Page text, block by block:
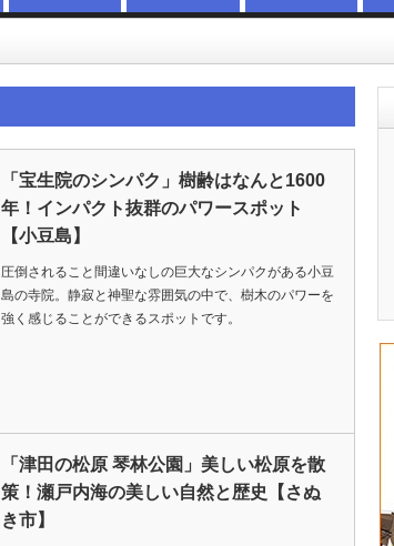
「宝生院のシンパク」樹齢はなんと1600
年！インパクト抜群のパワースポット
【小豆島】
圧倒されること間違いなしの巨大なシンパクがある小豆
島の寺院。静寂と神聖な雰囲気の中で、樹木のパワーを
強く感じることができるスポットです。
「津田の松原 琴林公園」美しい松原を散
策！瀬戸内海の美しい自然と歴史【さぬ
き市】